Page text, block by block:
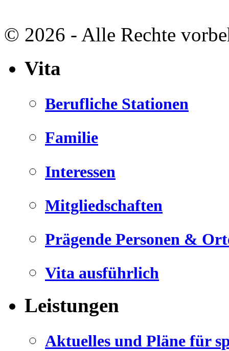
© 2026 - Alle Rechte
Vita
Berufliche Stationen
Familie
Interessen
Mitgliedschaften
Prägende Personen &
Vita ausführlich
Leistungen
Aktuelles und Pläne für